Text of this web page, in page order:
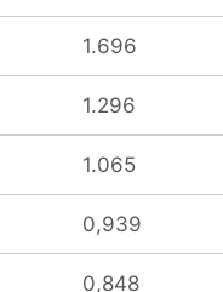
1.696
1.296
1.065
0,939
0,848